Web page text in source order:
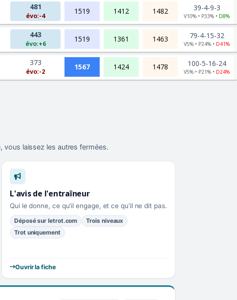
481
évo:-4
1519 1412 1482 39-4-9-3
V10% • P33% • D8%
443
évo:+6
1519 1361 1463 79-4-15-32
V5% • P24% • D41%
373
évo:-2
1567 1424 1478 100-5-16-24
V5% • P21% • D24%
vous laissez les autres fermées.
L'avis de l'entraîneur
Qui le donne, ce qu'il engage, et ce qu'il ne dit pas.
Déposé sur letrot.com
Trois niveaux
Trot uniquement
Ouvrir la fiche